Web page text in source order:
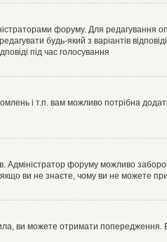
форуму. Для редагування
будь-який з варіантів
під час голосування
і т.п. вам можливо потрібна
Адміністратор форуму можливо
ви не знаєте, чому ви не можете
ви можете отримати попередження.